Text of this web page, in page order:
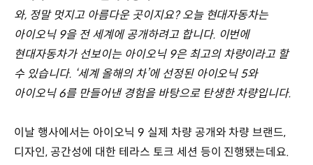
와, 정말 멋지고 아름다운 곳이지요? 오늘 현대자동차는
아이오닉 9을 전 세계에 공개하려고 합니다. 이번에
현대자동차가 선보이는 아이오닉 9은 최고의 차량이라고 할
수 있습니다. ‘세계 올해의 차’에 선정된 아이오닉 5와
아이오닉 6를 만들어낸 경험을 바탕으로 탄생한 차량입니다.
이날 행사에서는 아이오닉 9 실제 차량 공개와 차량 브랜드,
디자인, 공간성에 대한 테라스 토크 세션 등이 진행됐는데요.